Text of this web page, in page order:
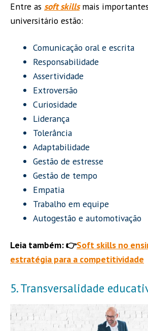
Entre as soft skillsmais
universitário estão:
Comunicação oral e escrita
Responsabilidade
Assertividade
Extroversão
Curiosidade
Liderança
Tolerância
Adaptabilidade
Gestão de estresse
Gestão de tempo
Empatia
Trabalho em equipe
Autogestão e automotivação
Leia também: 👉Soft skills no
estratégia para a competitividade
5. Transversalidade